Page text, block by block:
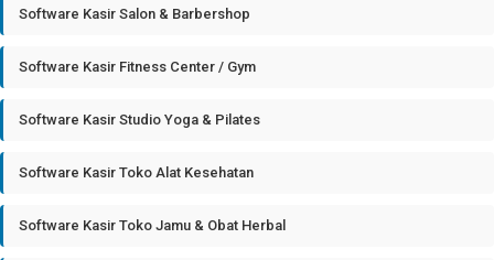
Software Kasir Salon & Barbershop
Software Kasir Fitness Center / Gym
Software Kasir Studio Yoga & Pilates
Software Kasir Toko Alat Kesehatan
Software Kasir Toko Jamu & Obat Herbal